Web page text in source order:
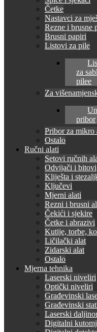
Četke
Nastavci za
Rezne i brusne
Brusni papiri
Listovi za pile
za
pilee
Za
pribor
Pribor za mikro
Ostalo
Ručni alati
Setovi ručnih
Odvijači i bitovi
Kliješta i
Ključevi
Mjerni alati
Rezni i brusni
Čekići i sjekire
Četke i abrazivi
Kutije, torbe,
Ličilački alat
Zidarski alat
Ostalo
Mjerna tehnika
Laserski niveliri
Optički niveliri
Građevinski
Građevinski
Laserski
Digitalni